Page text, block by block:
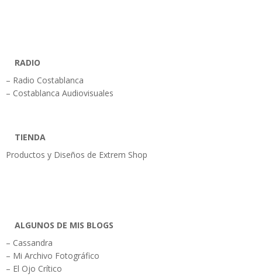
RADIO
– Radio Costablanca
– Costablanca Audiovisuales
TIENDA
Productos y Diseños de Extrem Shop
ALGUNOS DE MIS BLOGS
– Cassandra
– Mi Archivo Fotográfico
– El Ojo Crítico